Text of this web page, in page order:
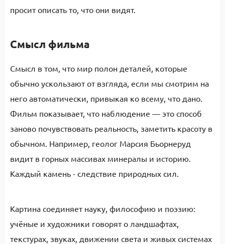
просит описать то, что они видят.
Смысл фильма
Смысл в том, что мир полон деталей, которые
обычно ускользают от взгляда, если мы смотрим на
него автоматически, привыкая ко всему, что дано.
Фильм показывает, что наблюдение — это способ
заново почувствовать реальность, заметить красоту в
обычном. Например, геолог Марсия Бьорнеруд
видит в горных массивах минералы и историю.
Каждый камень - следствие природных сил.
Картина соединяет науку, философию и поэзию:
учёные и художники говорят о ландшафтах,
текстурах, звуках, движении света и живых системах